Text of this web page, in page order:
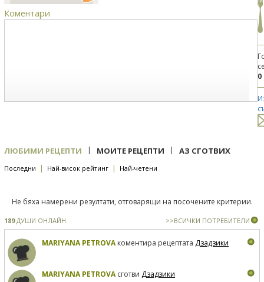
Коментари
0
ЛЮБИМИ РЕЦЕПТИ | МОИТЕ РЕЦЕПТИ | АЗ СГОТВИХ
Последни | Най-висок рейтинг | Най-четени
Не бяха намерени резултати, отговарящи на посочените критерии.
189ДУШИ ОНЛАЙН >>ВСИЧКИ ПОТРЕБИТЕЛИ
MARIYANA PETROVAкоментира рецептата Дзадзики
MARIYANA PETROVAсготви Дзадзики